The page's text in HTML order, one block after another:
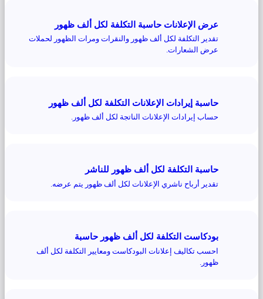
عرض الإعلانات حاسبة التكلفة لكل ألف ظهور
تقدير التكلفة لكل ألف ظهور والنقرات ومرات الظهور لحملات
عرض الشعارات.
حاسبة إيرادات الإعلانات التكلفة لكل ألف ظهور
حساب إيرادات الإعلانات الناتجة لكل ألف ظهور.
حاسبة التكلفة لكل ألف ظهور للناشر
تقدير أرباح ناشري الإعلانات لكل ألف ظهور يتم عرضه.
بودكاست التكلفة لكل ألف ظهور حاسبة
احسب تكاليف إعلانات البودكاست ومعايير التكلفة لكل ألف
ظهور.